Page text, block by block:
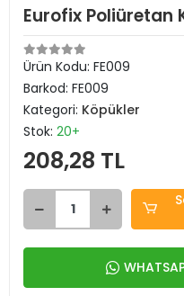
Eurofix Poliüretan
Ürün Kodu: FE009
Barkod: FE009
Kategori: Köpükler
Stok: 20+
208,28 TL